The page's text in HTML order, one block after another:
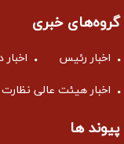
گروه‌های خبری
اخبار رئیس اخبار
اخبار هیئت عالی نظارت
پیوند ها